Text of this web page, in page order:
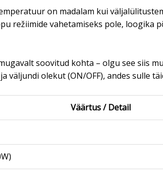
on madalam kui
režiimide vahetamiseks pole, loogika
soovitud kohta – olgu see siis
olekut (ON/OFF), andes sulle
Väärtus / Detail